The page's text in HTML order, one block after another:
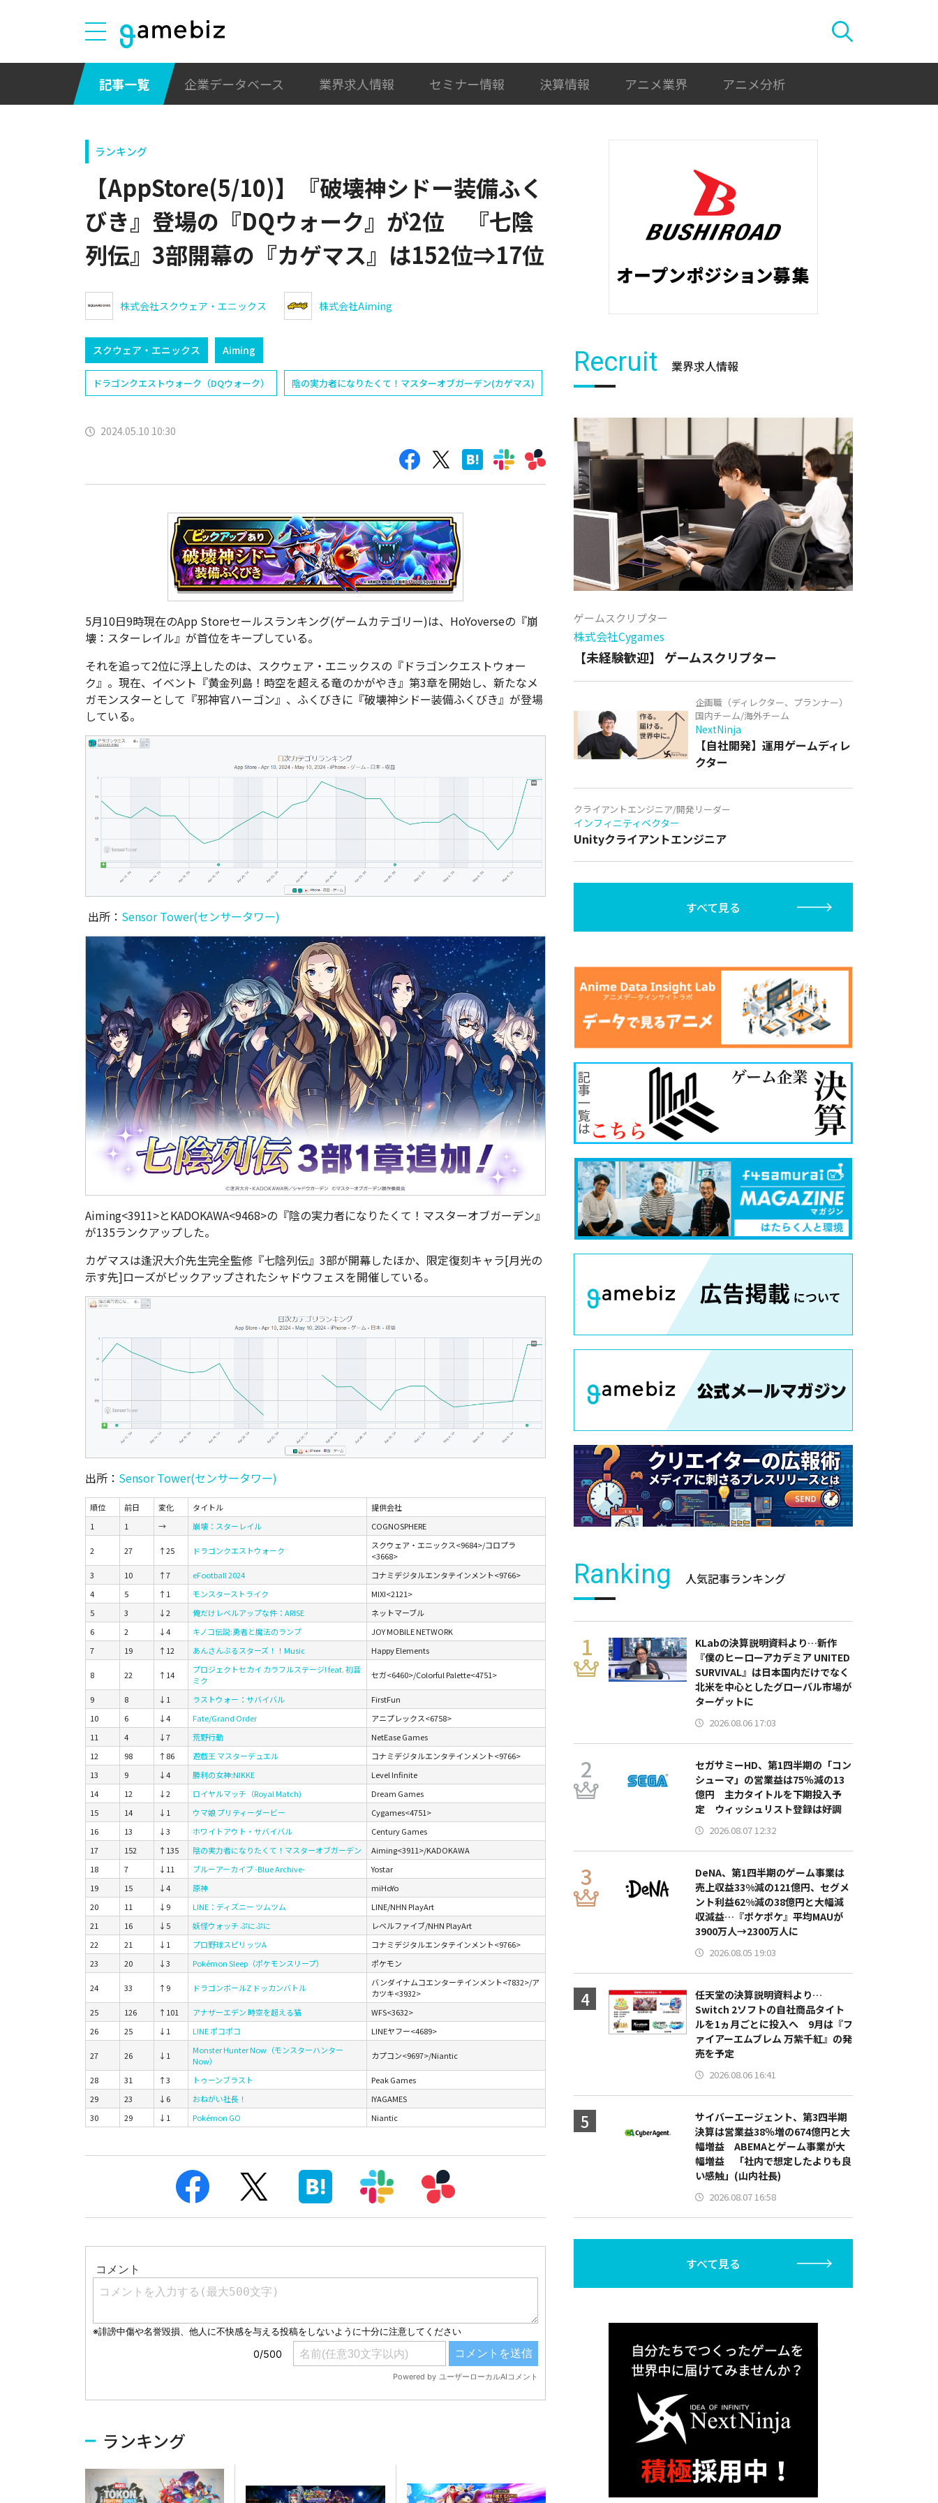
記事一覧 企業データベース 業界求人情報 セミナー情報 決算情報 アニメ業界 アニメ分析
ランキング
【AppStore(5/10)】『破壊神シドー装備ふく
びき』登場の『DQウォーク』が2位 『七陰
列伝』3部開幕の『カゲマス』は152位⇒17位
株式会社スクウェア・エニックス 株式会社Aiming
スクウェア・エニックス Aiming
ドラゴンクエストウォーク（DQウォーク） 陰の実力者になりたくて！マスターオブガーデン(カゲマス)
2024.05.10 10:30
5月10日9時現在のApp Storeセールスランキング(ゲームカテゴリー)は、 HoYoverseの『崩
壊：スターレイル』が首位をキープしている。
それを追って2位に浮上したのは、スクウェア・エニックスの『ドラゴンクエストウォー
ク』。現在、イベント『黄金列島！時空を超える竜のかがやき』第3章を開始し、新たなメ
ガモンスターとして『邪神官ハーゴン』、ふくびきに『破壊神シドー装備ふくびき』が登場
している。
出所： Sensor Tower(センサータワー)
Aiming<3911>とKADOKAWA<9468>の『陰の実力者になりたくて！マスターオブガーデン』
が135ランクアップした。
カゲマスは逢沢大介先生完全監修『七陰列伝』3部が開幕したほか、限定復刻キャラ[月光の
示す先]ローズがピックアップされたシャドウフェスを開催している。
出所： Sensor Tower(センサータワー)
順位 前日 変化 タイトル
提供会社
1
1 → 崩壊：スターレイル COGNOSPHERE
2 27 ↑25 ドラゴンクエストウォーク
スクウェア・エニックス<9684>/コロプラ
<3668>
3
10 ↑7 eFootball 2024
コナミデジタルエンタテインメント<9766>
4
5 ↑1 モンスターストライク
MIXI<2121>
5
3 ↓2 俺だけレベルアップな件：ARISE
ネットマーブル
6
2 ↓4 キノコ伝説:勇者と魔法のランプ
JOY MOBILE NETWORK
7
19 ↑12 あんさんぶるスターズ！！Music Happy Elements
8 22 ↑14
プロジェクトセカイ カラフルステージ! feat. 初音
ミク
セガ<6460>/Colorful Palette<4751>
9 8 ↓1 ラストウォー：サバイバル
FirstFun
10
6 ↓4 Fate/Grand Order
アニプレックス<6758>
11
4 ↓7 荒野行動
NetEase Games
12
98 ↑86 遊戯王 マスターデュエル
コナミデジタルエンタテインメント<9766>
13
9 ↓4 勝利の女神:NIKKE
Level Infinite
14
12 ↓2 ロイヤルマッチ（Royal Match)
Dream Games
15
14 ↓1 ウマ娘 プリティーダービー
Cygames<4751>
16
13 ↓3 ホワイトアウト・サバイバル
Century Games
17
152 ↑135 陰の実力者になりたくて！マスターオブガーデン
Aiming<3911>/KADOKAWA
18
7 ↓11 ブルーアーカイブ -Blue Archive-
Yostar
19
15 ↓4 原神
miHoYo
20
11 ↓9 LINE：ディズニー ツムツム
LINE/NHN PlayArt
21
16 ↓5 妖怪ウォッチ ぷにぷに
レベルファイブ/NHN PlayArt
22
21 ↓1 プロ野球スピリッツA
コナミデジタルエンタテインメント<9766>
23
20 ↓3 Pokémon Sleep（ポケモンスリープ） ポケモン
24 33 ↑9 ドラゴンボールZ ドッカンバトル
バンダイナムコエンターテインメント<7832>/ア
カツキ<3932>
25
126 ↑101 アナザーエデン 時空を超える猫
WFS<3632>
26
25 ↓1 LINE ポコポコ LINEヤフー<4689>
27 26 ↓1
Monster Hunter Now（モンスターハンター
Now）
カプコン<9697>/Niantic
28 31 ↑3 トゥーンブラスト
Peak Games
29
23 ↓6 おねがい社長！
IYAGAMES
30
29 ↓1 Pokémon GO Niantic
ランキング
Recruit 業界求人情報
ゲームスクリプター
株式会社Cygames
【未経験歓迎】 ゲームスクリプター
企画職（ディレクター、プランナー）
国内チーム/海外チーム
NextNinja
【自社開発】運用ゲームディレ
クター
クライアントエンジニア/開発リーダー
インフィニティベクター
Unityクライアントエンジニア
すべて見る
Ranking 人気記事ランキング
KLabの決算説明資料より…新作
『僕のヒーローアカデミア UNITED
SURVIVAL』は日本国内だけでなく
北米を中心としたグローバル市場が
ターゲットに
2026.08.06 17:03
セガサミーHD、第1四半期の「コン
シューマ」の営業益は75％減の13
億円 主力タイトルを下期投入予
定 ウィッシュリスト登録は好調
2026.08.07 12:32
DeNA、第1四半期のゲーム事業は
売上収益33%減の121億円、セグメ
ント利益62%減の38億円と大幅減
収減益…『ポケポケ』平均MAUが
3900万人→2300万人に
2026.08.05 19:03
任天堂の決算説明資料より…
Switch 2ソフトの自社商品タイト
ルを1ヵ月ごとに投入へ 9月は『フ
ァイアーエムブレム 万紫千紅』の発
売を予定
2026.08.06 16:41
サイバーエージェント、第3四半期
決算は営業益38％増の674億円と大
幅増益 ABEMAとゲーム事業が大
幅増益 「社内で想定したよりも良
い感触」(山内社長)
2026.08.07 16:58
すべて見る